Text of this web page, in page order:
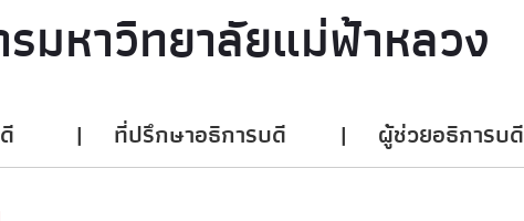
มหาวิทยาลัยแม่ฟ้าหลวง
| ที่ปรึกษาอธิการบดี | ผู้ช่วยอธิการบดี